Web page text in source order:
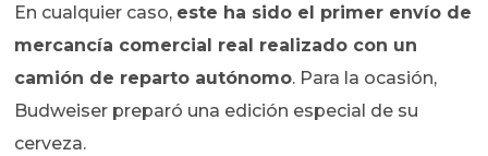
En cualquier caso, este ha sido el primer envío de
mercancía comercial real realizado con un
camión de reparto autónomo. Para la ocasión,
Budweiser preparó una edición especial de su
cerveza.